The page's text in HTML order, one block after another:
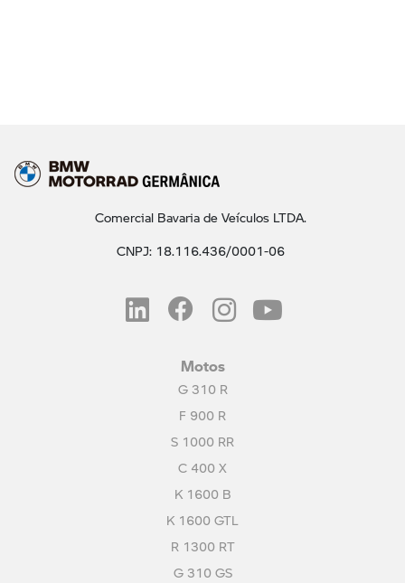
Comercial Bavaria de Veículos LTDA.
CNPJ: 18.116.436/0001-06
Motos
G 310 R
F 900 R
S 1000 RR
C 400 X
K 1600 B
K 1600 GTL
R 1300 RT
G 310 GS